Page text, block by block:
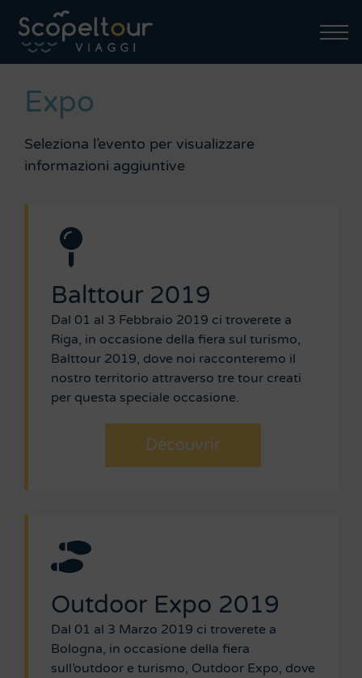
Expo
Seleziona l’evento per visualizzare
informazioni aggiuntive
Balttour 2019
Dal 01 al 3 Febbraio 2019 ci troverete a
Riga, in occasione della fiera sul turismo,
Balttour 2019, dove noi racconteremo il
nostro territorio attraverso tre tour creati
per questa speciale occasione.
Découvrir
Outdoor Expo 2019
Dal 01 al 3 Marzo 2019 ci troverete a
Bologna, in occasione della fiera
sull’outdoor e turismo, Outdoor Expo, dove